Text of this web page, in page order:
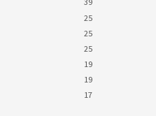
25
25
25
19
19
17